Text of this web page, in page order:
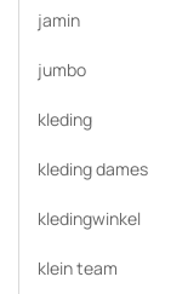
jamin
jumbo
kleding
kleding dames
kledingwinkel
klein team